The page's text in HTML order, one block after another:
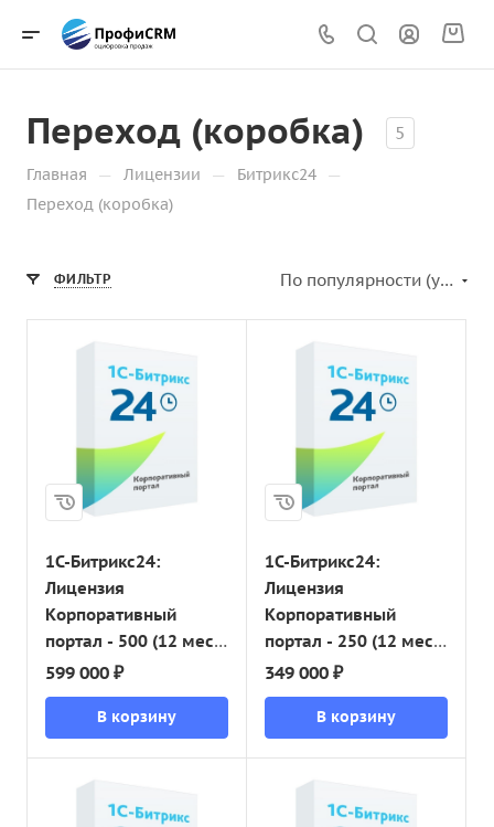
Переход (коробка) 5
Главная — Лицензии — Битрикс24 —
Переход (коробка)
ФИЛЬТР По популярности (убывание)
1С-Битрикс24:
Лицензия
Корпоративный
портал - 500 (12 мес.,
переход)
599 000 ₽
В корзину
1С-Битрикс24:
Лицензия
Корпоративный
портал - 250 (12 мес.,
переход)
349 000 ₽
В корзину